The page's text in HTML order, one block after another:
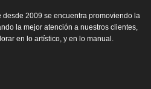
2009 se encuentra promoviendo la
la mejor atención a nuestros clientes,
en lo artístico, y en lo manual.